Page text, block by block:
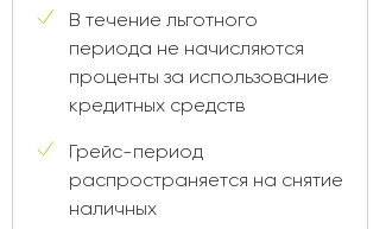
В течение льготного
периода не начисляются
проценты за использование
кредитных средств
Грейс-период
распространяется на снятие
наличных